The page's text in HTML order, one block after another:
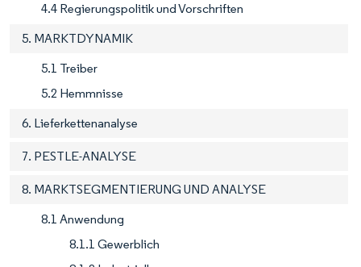
4.4 Regierungspolitik und Vorschriften
5. MARKTDYNAMIK
5.1 Treiber
5.2 Hemmnisse
6. Lieferkettenanalyse
7. PESTLE-ANALYSE
8. MARKTSEGMENTIERUNG UND ANALYSE
8.1 Anwendung
8.1.1 Gewerblich